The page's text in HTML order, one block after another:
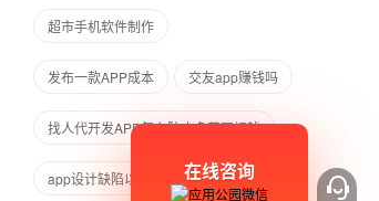
超市手机软件制作
发布一款APP成本 交友app赚钱吗
找人代开发APP怎么防止多花冤枉钱
app设计缺陷以及改进方法在线咨询